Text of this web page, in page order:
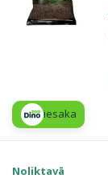
iesaka
Noliktavā